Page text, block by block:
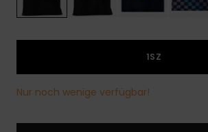
1SZ
Nur noch wenige verfügbar!